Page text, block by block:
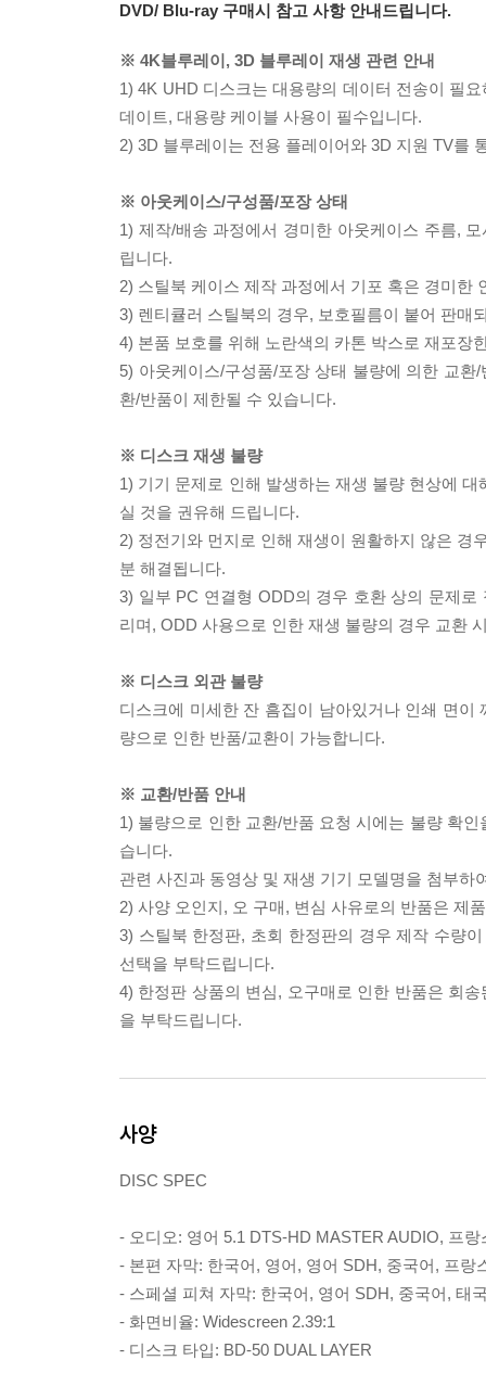
DVD/ Blu-ray 구매시 참고 사항 안내드립니다.
※ 4K블루레이, 3D 블루레이 재생 관련 안내
1) 4K UHD 디스크는 대용량의 데이터 전송이 필
데이트, 대용량 케이블 사용이 필수입니다.
2) 3D 블루레이는 전용 플레이어와 3D 지원 TV를
※ 아웃케이스/구성품/포장 상태
1) 제작/배송 과정에서 경미한 아웃케이스 주름,
립니다.
2) 스틸북 케이스 제작 과정에서 기포 혹은 경미한
3) 렌티큘러 스틸북의 경우, 보호필름이 붙어 판매
4) 본품 보호를 위해 노란색의 카톤 박스로 재포장
5) 아웃케이스/구성품/포장 상태 불량에 의한 교
환/반품이 제한될 수 있습니다.
※ 디스크 재생 불량
1) 기기 문제로 인해 발생하는 재생 불량 현상에
실 것을 권유해 드립니다.
2) 정전기와 먼지로 인해 재생이 원활하지 않은 경
분 해결됩니다.
3) 일부 PC 연결형 ODD의 경우 호환 상의 문제
리며, ODD 사용으로 인한 재생 불량의 경우 교환
※ 디스크 외관 불량
디스크에 미세한 잔 흠집이 남아있거나 인쇄 면
량으로 인한 반품/교환이 가능합니다.
※ 교환/반품 안내
1) 불량으로 인한 교환/반품 요청 시에는 불량 확
습니다.
관련 사진과 동영상 및 재생 기기 모델명을 첨부하
2) 사양 오인지, 오 구매, 변심 사유로의 반품은 제
3) 스틸북 한정판, 초회 한정판의 경우 제작 수량
선택을 부탁드립니다.
4) 한정판 상품의 변심, 오구매로 인한 반품은 회
을 부탁드립니다.
사양
DISC SPEC
- 오디오: 영어 5.1 DTS-HD MASTER AUDIO, 프
- 본편 자막: 한국어, 영어, 영어 SDH, 중국어, 프랑
- 스페셜 피쳐 자막: 한국어, 영어 SDH, 중국어, 태
- 화면비율: Widescreen 2.39:1
- 디스크 타입: BD-50 DUAL LAYER